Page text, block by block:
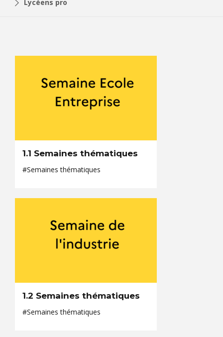
Lycéens pro
1.1 Semaines thématiques
#Semaines thématiques
1.2 Semaines thématiques
#Semaines thématiques